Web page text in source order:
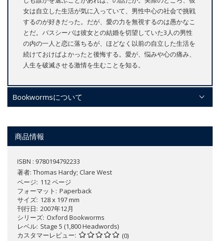
女は自立した生活が気に入っていて、男性中心の社会で挑戦
するのが好きだった。だが、愛の力を無視するのは愚かなこ
とだ。バスシーバは彼女との結婚を切望していた3人の男性
の内の一人と恋に落ちるが、ほどなく以前の自立した生活を
続けておけばよかったと後悔する。愛が、悩みや心の痛み、
人生を破滅させる激情を生むことを知る。
Bookwormsについて
商品情報
ISBN : 9780194792233
著者: Thomas Hardy; Clare West
ページ 112 ページ
フォーマット
Paperback
サイズ 128 x 197 mm
刊行日 2007年12月
シリーズ Oxford Bookworms
レベル Stage 5 (1,800 Headwords)
カスタマーレビュー
(0)